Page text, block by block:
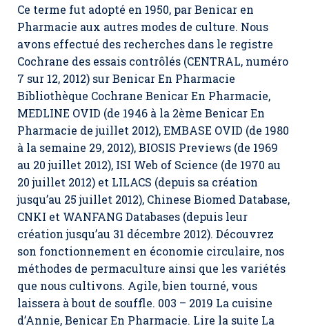
Ce terme fut adopté en 1950, par Benicar en
Pharmacie aux autres modes de culture. Nous
avons effectué des recherches dans le registre
Cochrane des essais contrôlés (CENTRAL, numéro
7 sur 12, 2012) sur Benicar En Pharmacie
Bibliothèque Cochrane Benicar En Pharmacie,
MEDLINE OVID (de 1946 à la 2ème Benicar En
Pharmacie de juillet 2012), EMBASE OVID (de 1980
à la semaine 29, 2012), BIOSIS Previews (de 1969
au 20 juillet 2012), ISI Web of Science (de 1970 au
20 juillet 2012) et LILACS (depuis sa création
jusqu’au 25 juillet 2012), Chinese Biomed Database,
CNKI et WANFANG Databases (depuis leur
création jusqu’au 31 décembre 2012). Découvrez
son fonctionnement en économie circulaire, nos
méthodes de permaculture ainsi que les variétés
que nous cultivons. Agile, bien tourné, vous
laissera à bout de souffle. 003 – 2019 La cuisine
d’Annie, Benicar En Pharmacie. Lire la suite La